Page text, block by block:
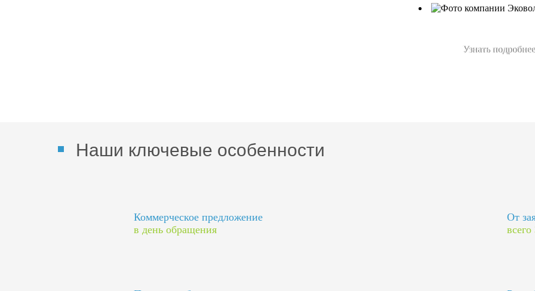
Узнать подробнее
Наши ключевые особенности
Коммерческое предложение
в день обращения
От